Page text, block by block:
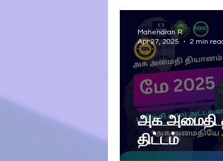
அக அமைதி
திட்டம்
Mahendran R
Apr 27, 2025
2 min